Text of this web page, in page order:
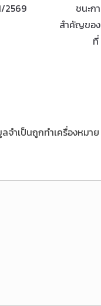
2569
ชนะก
สำคัญขอ
ที่
จำเป็นถูกทำเครื่องหมาย